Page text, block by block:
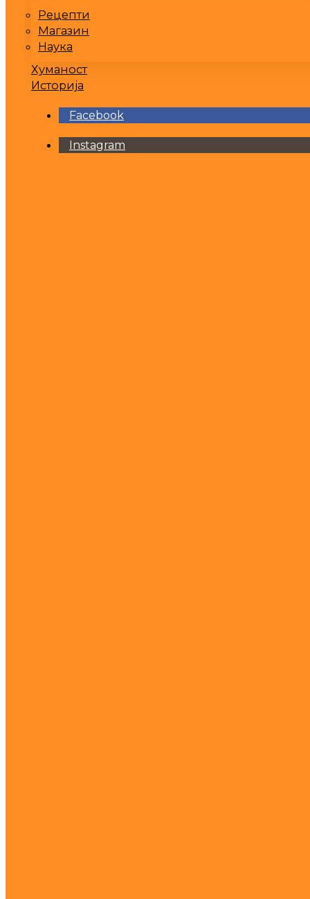
Рецепти
Магазин
Наука
Хуманост
Историја
Facebook
Instagram